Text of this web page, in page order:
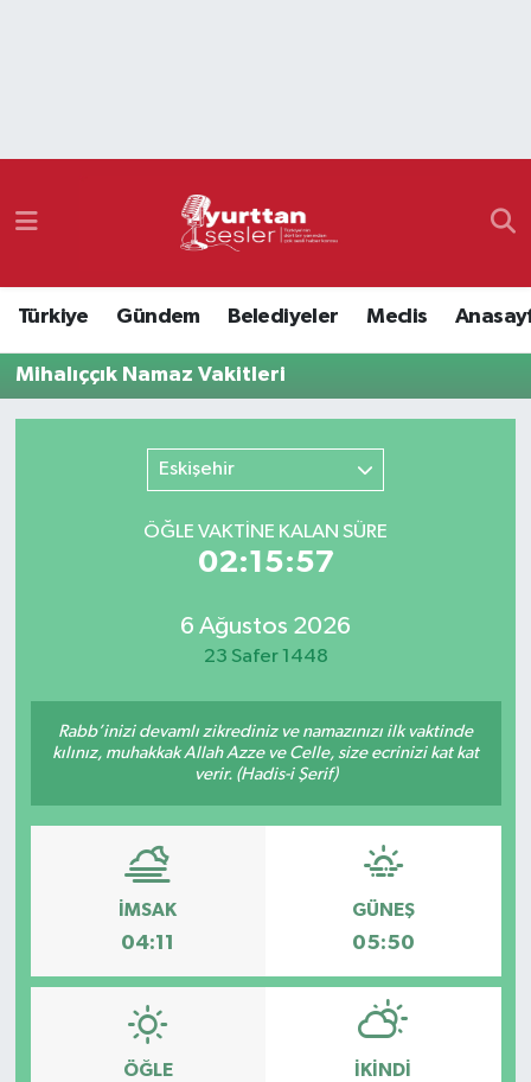
Türkiye Gündem Belediyeler Meclis
Mihalıççık Namaz Vakitleri
Eskişehir
ÖĞLE VAKTİNE KALAN SÜRE
02:15:57
6 Ağustos 2026
23 Safer 1448
Rabb’inizi devamlı zikrediniz ve namazınızı ilk vaktinde
kılınız, muhakkak Allah Azze ve Celle, size ecrinizi kat kat
verir. (Hadis-i Şerif)
İMSAK
04:11
GÜNEŞ
05:50
ÖĞLE İKINDI
Namaz Vakitleri
Süper Lig Puan Durumu ve Fikstür
Son Dakika Haberleri